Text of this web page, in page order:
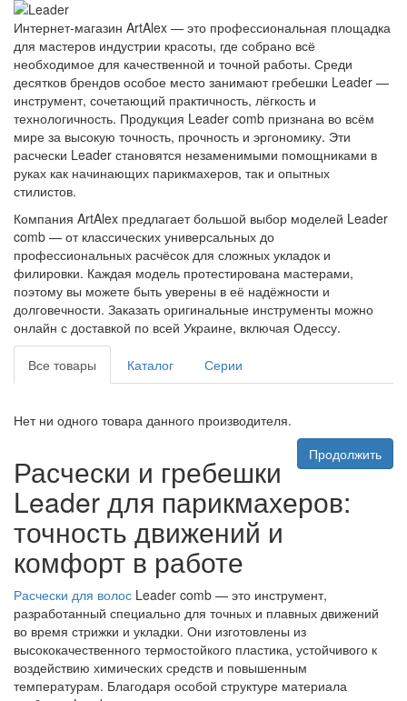
Интернет-магазин ArtAlex — это профессиональная площадка
для мастеров индустрии красоты, где собрано всё
необходимое для качественной и точной работы. Среди
десятков брендов особое место занимают гребешки Leader —
инструмент, сочетающий практичность, лёгкость и
технологичность. Продукция Leader comb признана во всём
мире за высокую точность, прочность и эргономику. Эти
расчески Leader становятся незаменимыми помощниками в
руках как начинающих парикмахеров, так и опытных
стилистов.
Компания ArtAlex предлагает большой выбор моделей Leader
comb — от классических универсальных до
профессиональных расчёсок для сложных укладок и
филировки. Каждая модель протестирована мастерами,
поэтому вы можете быть уверены в её надёжности и
долговечности. Заказать оригинальные инструменты можно
онлайн с доставкой по всей Украине, включая Одессу.
Все товары Каталог Серии
Нет ни одного товара данного производителя.
Продолжить
Расчески и гребешки
Leader для парикмахеров:
точность движений и
комфорт в работе
Расчески для волос Leader comb — это инструмент,
разработанный специально для точных и плавных движений
во время стрижки и укладки. Они изготовлены из
высококачественного термостойкого пластика, устойчивого к
воздействию химических средств и повышенным
температурам. Благодаря особой структуре материала